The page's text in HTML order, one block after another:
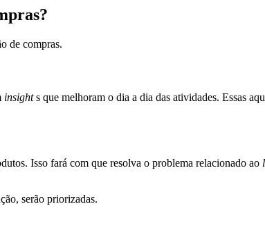
de compras.
insights que melhoram o dia a dia das atividades. Essas
Isso fará com que resolva o problema relacionado ao
serão priorizadas.